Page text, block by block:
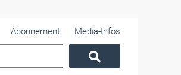
Abonnement Media-Infos